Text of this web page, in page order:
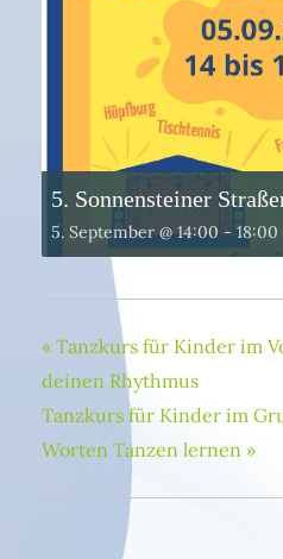
5. Sonnensteiner
5. September @ 14:00-18:00
« Tanzkurs für Kinder im
deinen Rhythmus
Tanzkurs für Kinder im
Worten Tanzen lernen »